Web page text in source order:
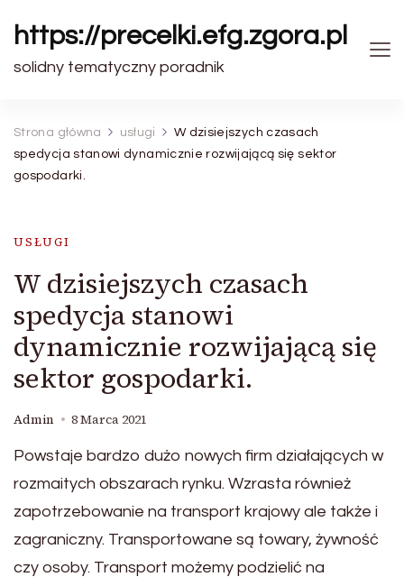
https://precelki.efg.zgora.pl
solidny tematyczny poradnik
Strona główna usługi
W dzisiejszych czasach
spedycja stanowi dynamicznie rozwijającą się sektor
gospodarki.
USŁUGI
W dzisiejszych czasach
spedycja stanowi
dynamicznie rozwijającą się
sektor gospodarki.
Admin 8 Marca 2021
Powstaje bardzo dużo nowych firm działających w
rozmaitych obszarach rynku. Wzrasta również
zapotrzebowanie na transport krajowy ale także i
zagraniczny. Transportowane są towary, żywność
czy osoby. Transport możemy podzielić na